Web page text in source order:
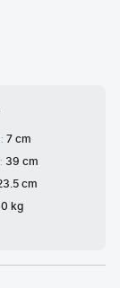
7 cm
39 cm
cm
kg